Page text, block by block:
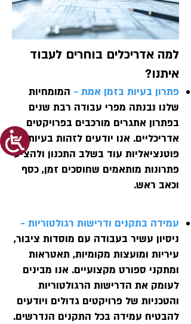
למה אדריכלים בוחרים לעבוד
איתנו?
פתרון בעיות בזמן אמת - המומחיות
שלנו נבנתה מפרי עבודה רבת שנים
בפתרון אתגרים מורכבים בפרויקטים
אדריכליים. אנו יודעים לזהות בעיות
פוטנציאליות עוד בשלב התכנון ולהציע
פתרונות מותאמים שחוסכים זמן, כסף
וכאב ראש.
עמידה בתקנים ודרישות רגולטוריות -
ניסיון עשיר בעבודה עם מוסדות ציבור,
עיריות ומועצות מקומיות, תאטראות
ומתקני ספורט מקצועיים. אנו מבינים
לעומק את הדרישות הרגולטוריות
והטכניות של פרויקטים גדולים ויודעים
להבטיח עמידה בכל התקנים הנדרשים.